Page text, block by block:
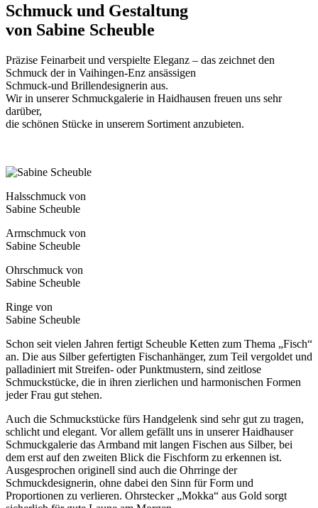
Schmuck und Gestaltung
von Sabine Scheuble
Präzise Feinarbeit und verspielte Eleganz – das zeichnet den
Schmuck der in Vaihingen-Enz ansässigen
Schmuck-und Brillendesignerin aus.
Wir in unserer Schmuckgalerie in Haidhausen freuen uns sehr
darüber,
die schönen Stücke in unserem Sortiment anzubieten.
Halsschmuck von
Sabine Scheuble
Armschmuck von
Sabine Scheuble
Ohrschmuck von
Sabine Scheuble
Ringe von
Sabine Scheuble
Schon seit vielen Jahren fertigt Scheuble Ketten zum Thema „Fisch“
an. Die aus Silber gefertigten Fischanhänger, zum Teil vergoldet und
palladiniert mit Streifen- oder Punktmustern, sind zeitlose
Schmuckstücke, die in ihren zierlichen und harmonischen Formen
jeder Frau gut stehen.
Auch die Schmuckstücke fürs Handgelenk sind sehr gut zu tragen,
schlicht und elegant. Vor allem gefällt uns in unserer Haidhauser
Schmuckgalerie das Armband mit langen Fischen aus Silber, bei
dem erst auf den zweiten Blick die Fischform zu erkennen ist.
Ausgesprochen originell sind auch die Ohrringe der
Schmuckdesignerin, ohne dabei den Sinn für Form und
Proportionen zu verlieren. Ohrstecker „Mokka“ aus Gold sorgt